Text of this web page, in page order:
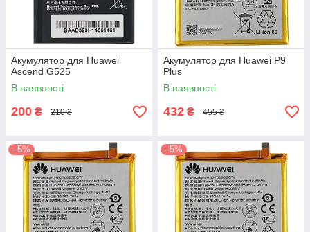
Акумулятор для Huawei
Ascend G525
В наявності
200 ₴ 210 ₴
Акумулятор для Huawei P9
Plus
В наявності
432 ₴ 455 ₴
–5% –5%